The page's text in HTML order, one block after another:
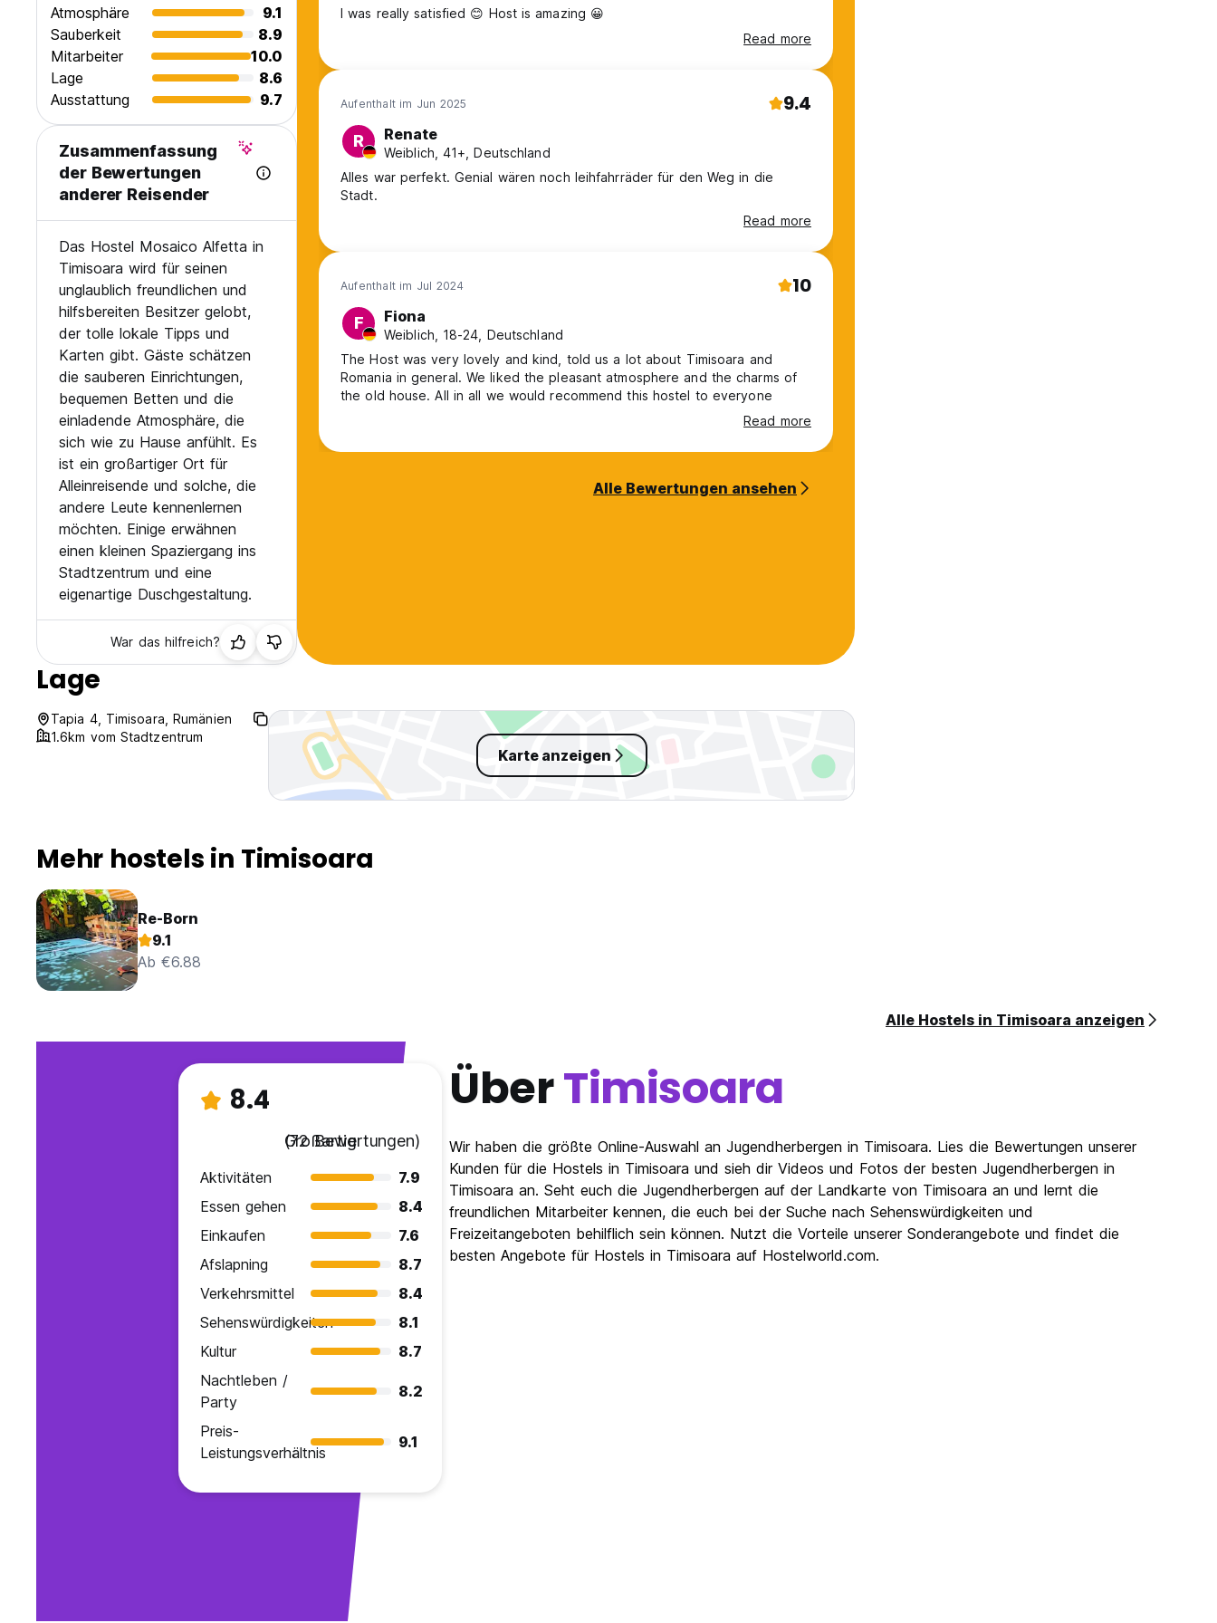
Atmosphäre
9.1
Sauberkeit
8.9
Mitarbeiter
10.0
Lage
8.6
Ausstattung
9.7
Zusammenfassung
der Bewertungen
anderer Reisender
Das Hostel Mosaico Alfetta in
Timisoara wird für seinen
unglaublich freundlichen und
hilfsbereiten Besitzer gelobt,
der tolle lokale Tipps und
Karten gibt. Gäste schätzen
die sauberen Einrichtungen,
bequemen Betten und die
einladende Atmosphäre, die
sich wie zu Hause anfühlt. Es
ist ein großartiger Ort für
Alleinreisende und solche, die
andere Leute kennenlernen
möchten. Einige erwähnen
einen kleinen Spaziergang ins
Stadtzentrum und eine
eigenartige Duschgestaltung.
War das hilfreich?
I was really satisfied 😊 Host is amazing 😀
Read more
Aufenthalt im Jun 2025 9.4
R Renate
Weiblich, 41+, Deutschland
Alles war perfekt. Genial wären noch leihfahrräder für den Weg in die
Stadt.
Read more
Aufenthalt im Jul 2024 10
F Fiona
Weiblich, 18-24, Deutschland
The Host was very lovely and kind, told us a lot about Timisoara and
Romania in general. We liked the pleasant atmosphere and the charms of
the old house. All in all we would recommend this hostel to everyone
Read more
Alle Bewertungen ansehen
Lage
Tapia 4, Timisoara, Rumänien
1.6km vom Stadtzentrum
Karte anzeigen
Mehr hostels in Timisoara
Re-Born
9.1
Ab €6.88
Alle Hostels in Timisoara anzeigen
8.4
Großartig
(72 Bewertungen)
Aktivitäten
7.9
Essen gehen
8.4
Einkaufen
7.6
Afslapning
8.7
Verkehrsmittel
8.4
Sehenswürdigkeiten
8.1
Kultur
8.7
Nachtleben /
Party
8.2
Preis-
Leistungsverhältnis
9.1
ÜberTimisoara
Wir haben die größte Online-Auswahl an Jugendherbergen in Timisoara. Lies die Bewertungen unserer
Kunden für die Hostels in Timisoara und sieh dir Videos und Fotos der besten Jugendherbergen in
Timisoara an. Seht euch die Jugendherbergen auf der Landkarte von Timisoara an und lernt die
freundlichen Mitarbeiter kennen, die euch bei der Suche nach Sehenswürdigkeiten und
Freizeitangeboten behilflich sein können. Nutzt die Vorteile unserer Sonderangebote und findet die
besten Angebote für Hostels in Timisoara auf Hostelworld.com.